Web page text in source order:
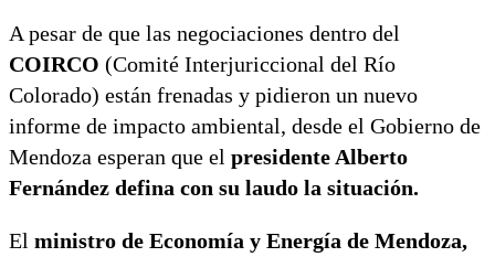
A pesar de que las negociaciones dentro del
COIRCO (Comité Interjuriccional del Río
Colorado) están frenadas y pidieron un nuevo
informe de impacto ambiental, desde el Gobierno de
Mendoza esperan que el presidente Alberto
Fernández defina con su laudo la situación.
El ministro de Economía y Energía de Mendoza,